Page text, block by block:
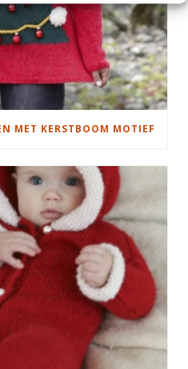
MET KERSTBOOM MOTIEF